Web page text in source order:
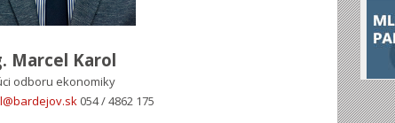
Marcel Karol
odboru ekonomiky
054 / 4862 175